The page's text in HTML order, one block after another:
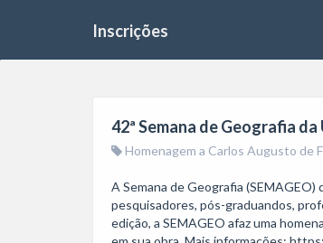
Inscrições
42ª Semana de Geografia
Homenagem a Carlos Augusto de
A Semana de Geografia
pesquisadores, pós-graduandos,
edição, a SEMAGEO afaz uma